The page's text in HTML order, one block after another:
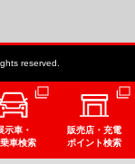
reserved.
示車・
車検索
販売店・充電
ポイント検索